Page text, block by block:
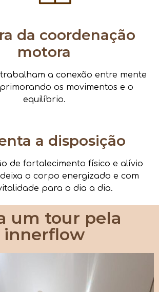
da coordenação
motora
a conexão entre mente
os movimentos e o
equilíbrio.
a disposição
de fortalecimento físico e alívio
o corpo energizado e com
para o dia a dia.
um tour pela
innerflow